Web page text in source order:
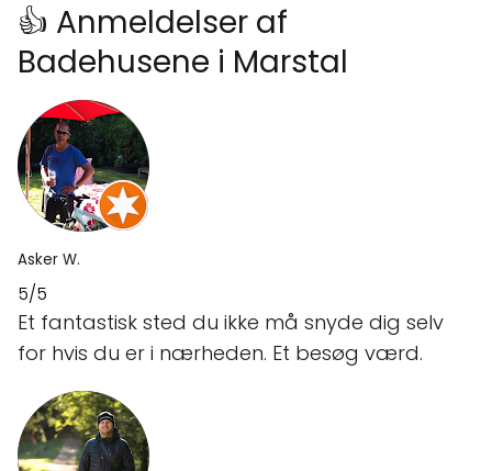
👍 Anmeldelser af
Badehusene i Marstal
Asker W.
5/5
Et fantastisk sted du ikke må snyde dig selv
for hvis du er i nærheden. Et besøg værd.